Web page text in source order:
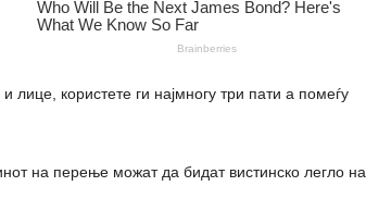
лице, користете ги најмногу три пати а помеѓу
на перење можат да бидат вистинско легло на